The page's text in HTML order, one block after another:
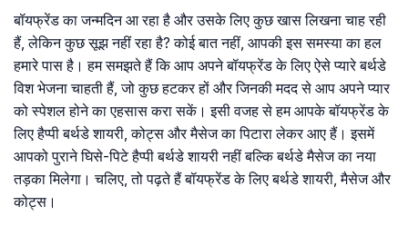
बॉयफ्रेंड का जन्मदिन आ रहा है और उसके लिए कुछ खास लिखना चाह रही
हैं, लेकिन कुछ सूझ नहीं रहा है? कोई बात नहीं, आपकी इस समस्या का हल
हमारे पास है। हम समझते हैं कि आप अपने बॉयफ्रेंड के लिए ऐसे प्यारे बर्थडे
विश भेजना चाहती हैं, जो कुछ हटकर हों और जिनकी मदद से आप अपने प्यार
को स्पेशल होने का एहसास करा सकें। इसी वजह से हम आपके बॉयफ्रेंड के
लिए हैप्पी बर्थडे शायरी, कोट्स और मैसेज का पिटारा लेकर आए हैं। इसमें
आपको पुराने घिसे-पिटे हैप्पी बर्थडे शायरी नहीं बल्कि बर्थडे मैसेज का नया
तड़का मिलेगा। चलिए, तो पढ़ते हैं बॉयफ्रेंड के लिए बर्थडे शायरी, मैसेज और
कोट्स।